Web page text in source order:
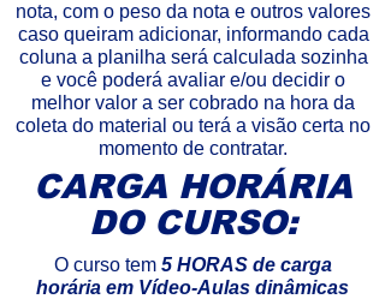
nota, com o peso da nota e outros valores
caso queiram adicionar, informando cada
coluna a planilha será calculada sozinha
e você poderá avaliar e/ou decidir o
melhor valor a ser cobrado na hora da
coleta do material ou terá a visão certa no
momento de contratar.
CARGA HORÁRIA
DO CURSO:
O curso tem 5 HORAS de carga
horária em Vídeo-Aulas dinâmicas